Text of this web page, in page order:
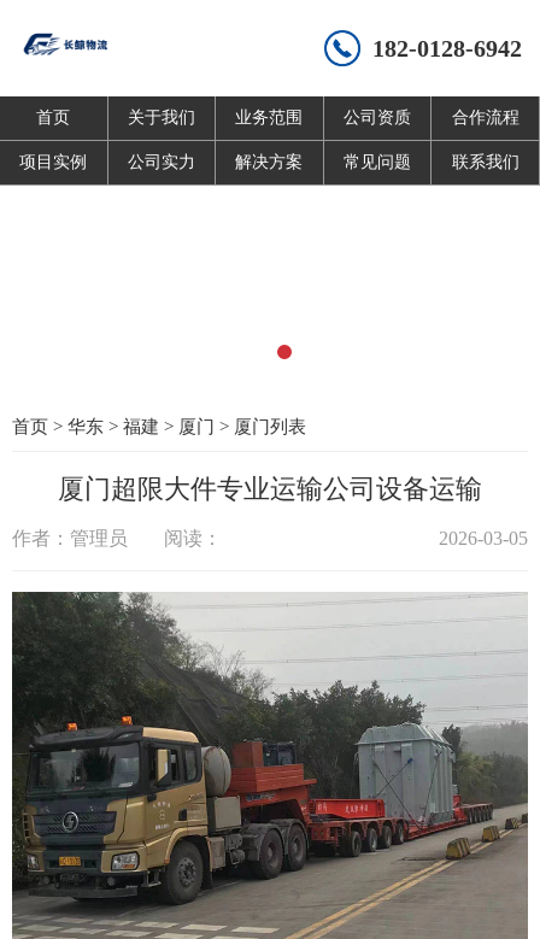
182-0128-6942
首页 关于我们 业务范围 公司资质 合作流程
项目实例 公司实力 解决方案 常见问题 联系我们
首页 > 华东 > 福建 > 厦门 > 厦门列表
厦门超限大件专业运输公司设备运输
作者：管理员 阅读： 2026-03-05